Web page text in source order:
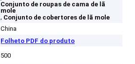
Conjunto de roupas de cama de lã
mole
, Conjunto de cobertores de lã mole
China
Folheto PDF do produto
500